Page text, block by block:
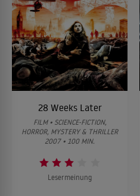
28 Weeks Later
FILM • SCIENCE-FICTION,
HORROR, MYSTERY & THRILLER
2007 • 100 MIN.
Lesermeinung